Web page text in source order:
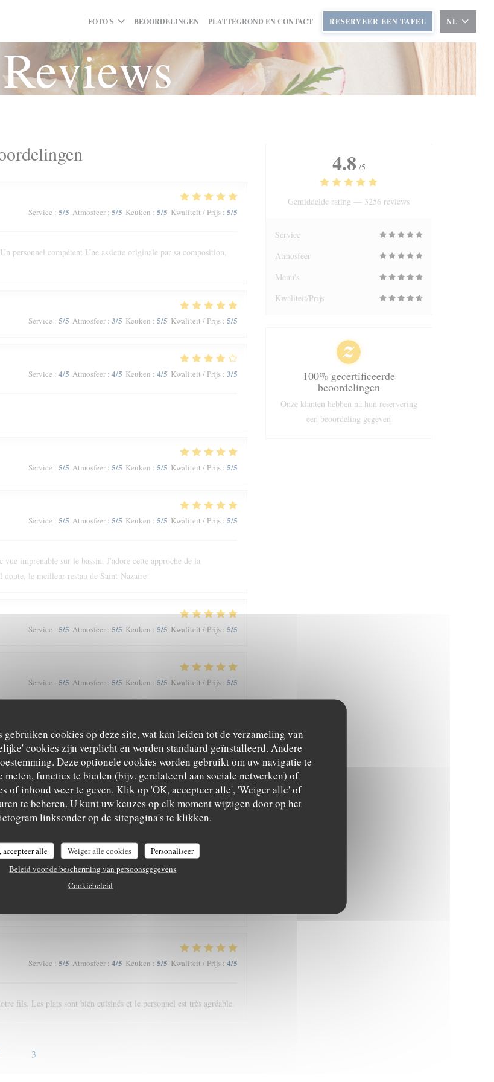
gebruiken cookies op deze site, wat kan leiden tot de verzameling van
cookies zijn verplicht en worden standaard geïnstalleerd. Andere
Deze optionele cookies worden gebruikt om uw navigatie te
meten, functies te bieden (bijv. gerelateerd aan sociale netwerken) of
of inhoud weer te geven. Klik op 'OK, accepteer alle', 'Weiger alle' of
te beheren. U kunt uw keuzes op elk moment wijzigen door op het
linksonder op de sitepagina's te klikken.
accepteer alle Weiger alle cookies
Personaliseer
Beleid voor de bescherming van persoonsgegevens
Cookiebeleid
FOTO'S BEOORDELINGEN PLATTEGROND EN CONTACT RESERVEER EEN TAFEL NL
Reviews
Service : 5/5 Atmosfeer: 5/5 Keuken : 5/5 Kwaliteit / Prijs: 5/5
personnel compétent Une assiette originale par sa composition,
Service : 5/5 Atmosfeer: 3/5 Keuken : 5/5 Kwaliteit / Prijs: 5/5
Service : 4/5 Atmosfeer: 4/5 Keuken : 4/5 Kwaliteit / Prijs: 3/5
Service : 5/5 Atmosfeer: 5/5 Keuken : 5/5 Kwaliteit / Prijs: 5/5
Service : 5/5 Atmosfeer: 5/5 Keuken : 5/5 Kwaliteit / Prijs: 5/5
imprenable sur le bassin. J'adore cette approche de la
doute, le meilleur restau de Saint-Nazaire!
Service : 5/5 Atmosfeer: 5/5 Keuken : 5/5 Kwaliteit / Prijs: 5/5
Service : 5/5 Atmosfeer: 5/5 Keuken : 5/5 Kwaliteit / Prijs: 5/5
service…
Service:5/5 Atmosfeer:5/5 Keuken:5/5 Kwaliteit / Prijs:5/5
et le prix adapté !
Service:5/5 Atmosfeer:5/5 Keuken:5/5 Kwaliteit / Prijs
Service : 5/5 Atmosfeer: 4/5 Keuken : 5/5 Kwaliteit / Prijs: 4/5
fils. Les plats sont bien cuisinés et le personnel est très agréable.
3
4.8 /5
Gemiddelde rating — 3256 reviews
Service
Atmosfeer
Menu's
Kwaliteit/Prijs
100% gecertificeerde
beoordelingen
Onze klanten hebben na hun reservering
een beoordeling gegeven